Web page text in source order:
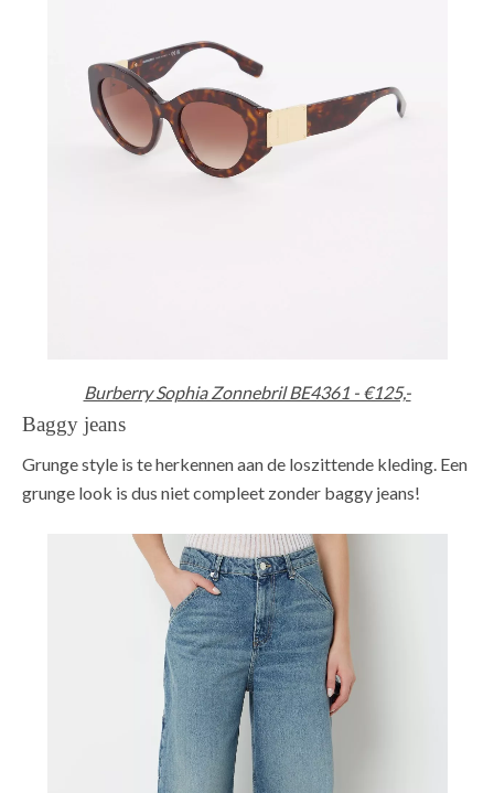
Burberry Sophia Zonnebril BE4361 - €125,-
Baggy jeans
Grunge style is te herkennen aan de loszittende kleding. Een
grunge look is dus niet compleet zonder baggy jeans!